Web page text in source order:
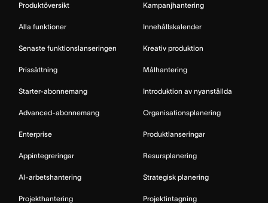
Produktöversikt
Alla funktioner
Senaste funktionslanseringen
Prissättning
Starter-abonnemang
Advanced-abonnemang
Enterprise
Appintegreringar
AI-arbetshantering
Projekthantering
Kampanjhantering
Innehållskalender
Kreativ produktion
Målhantering
Introduktion av nyanställda
Organisationsplanering
Produktlanseringar
Resursplanering
Strategisk planering
Projektintagning